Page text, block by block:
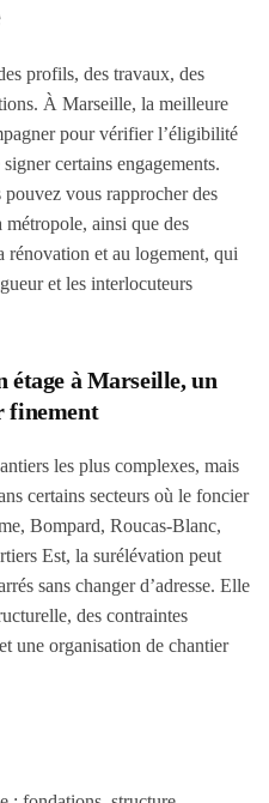
profils, des travaux, des
À Marseille, la meilleure
pour vérifier l’éligibilité
certains engagements.
vous rapprocher des
ainsi que des
rénovation et au logement, qui
et les interlocuteurs
étage à Marseille, un
finement
les plus complexes, mais
certains secteurs où le foncier
Bompard, Roucas-Blanc,
Est, la surélévation peut
sans changer d’adresse. Elle
des contraintes
une organisation de chantier